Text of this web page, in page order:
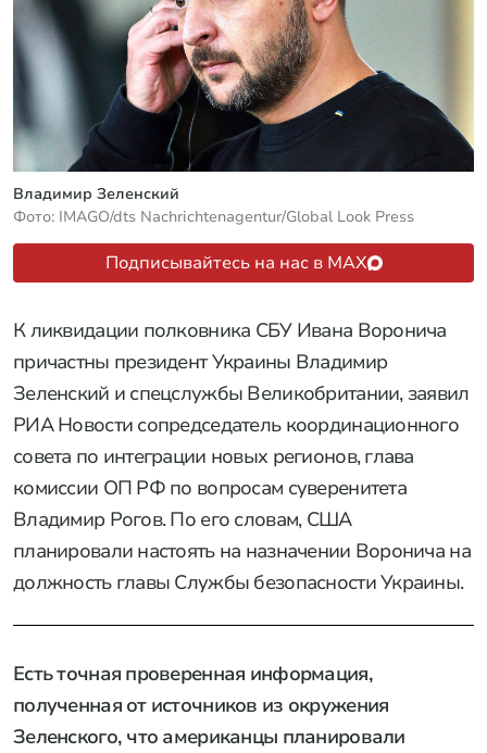
Владимир Зеленский
Фото: IMAGO/dts Nachrichtenagentur/Global Look Press
Подписывайтесь на нас в MAX
К ликвидации полковника СБУ Ивана Воронича
причастны президент Украины Владимир
Зеленский и спецслужбы Великобритании, заявил
РИА Новости сопредседатель координационного
совета по интеграции новых регионов, глава
комиссии ОП РФ по вопросам суверенитета
Владимир Рогов. По его словам, США
планировали настоять на назначении Воронича на
должность главы Службы безопасности Украины.
Есть точная проверенная информация,
полученная от источников из окружения
Зеленского, что американцы планировали